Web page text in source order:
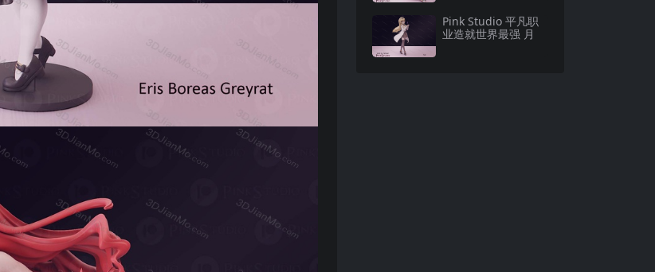
Pink Studio 平凡职
业造就世界最强 月